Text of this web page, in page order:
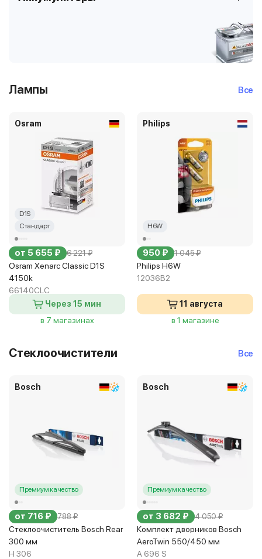
Лампы Все
Osram
D1S
Стандарт
от 5 655 ₽ 6 221 ₽
Osram Xenarc Classic D1S
4150k
66140CLC
Через 15 мин
в 7 магазинах
Philips
H6W
950 ₽ 1 045 ₽
Philips H6W
12036B2
11 августа
в 1 магазине
Стеклоочистители Все
Bosch
Премиум качество
от 716 ₽ 788 ₽
Стеклоочиститель Bosch Rear
300 мм
H 306
Bosch
Премиум качество
от 3 682 ₽ 4 050 ₽
Комплект дворников Bosch
AeroTwin 550/450 мм
A 696 S